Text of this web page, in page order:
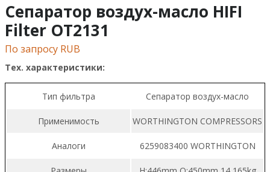
Сепаратор воздух-масло HIFI
Filter OT2131
По запросу RUB
Тех. характеристики:
Тип фильтра Сепаратор воздух-масло
Применимость WORTHINGTON COMPRESSORS
Аналоги 6259083400 WORTHINGTON